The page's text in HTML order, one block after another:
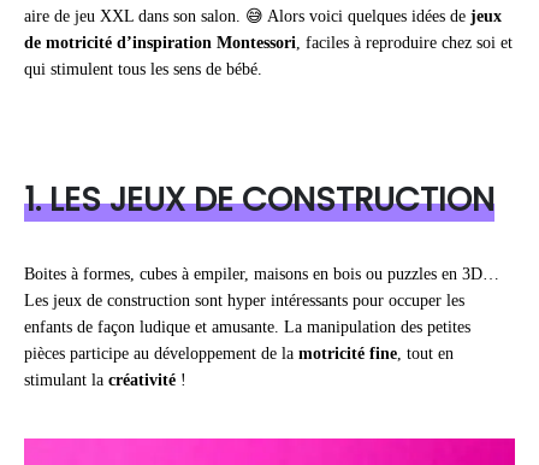
aire de jeu XXL dans son salon. 😅 Alors voici quelques idées de jeux
de motricité d’inspiration Montessori , faciles à reproduire chez soi et
qui stimulent tous les sens de bébé.
1. LES JEUX DE CONSTRUCTION
Boites à formes, cubes à empiler, maisons en bois ou puzzles en 3D…
Les jeux de construction sont hyper intéressants pour occuper les
enfants de façon ludique et amusante. La manipulation des petites
pièces participe au développement de la motricité fine , tout en
stimulant la créativité !